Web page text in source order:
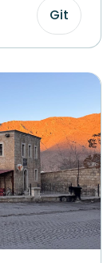
Git